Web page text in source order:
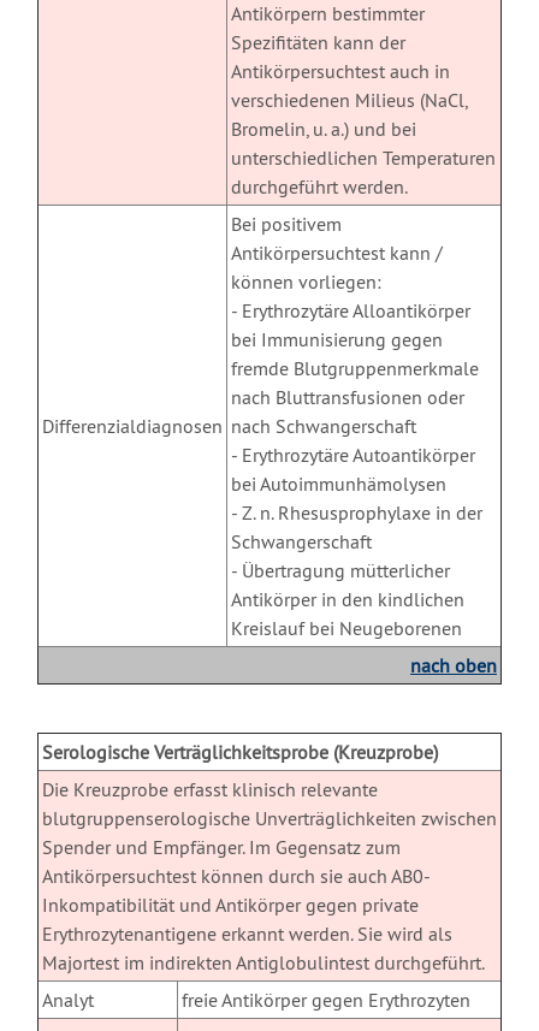
Antikörpern bestimmter
Spezifitäten kann der
Antikörpersuchtest auch in
verschiedenen Milieus (NaCl,
Bromelin, u. a.) und bei
unterschiedlichen Temperaturen
durchgeführt werden.
Differenzialdiagnosen
Bei positivem
Antikörpersuchtest kann /
können vorliegen:
- Erythrozytäre Alloantikörper
bei Immunisierung gegen
fremde Blutgruppenmerkmale
nach Bluttransfusionen oder
nach Schwangerschaft
- Erythrozytäre Autoantikörper
bei Autoimmunhämolysen
- Z. n. Rhesusprophylaxe in der
Schwangerschaft
- Übertragung mütterlicher
Antikörper in den kindlichen
Kreislauf bei Neugeborenen
nach oben
Serologische Verträglichkeitsprobe (Kreuzprobe)
Die Kreuzprobe erfasst klinisch relevante
blutgruppenserologische Unverträglichkeiten zwischen
Spender und Empfänger. Im Gegensatz zum
Antikörpersuchtest können durch sie auch AB0-
Inkompatibilität und Antikörper gegen private
Erythrozytenantigene erkannt werden. Sie wird als
Majortest im indirekten Antiglobulintest durchgeführt.
Analyt
freie Antikörper gegen Erythrozyten